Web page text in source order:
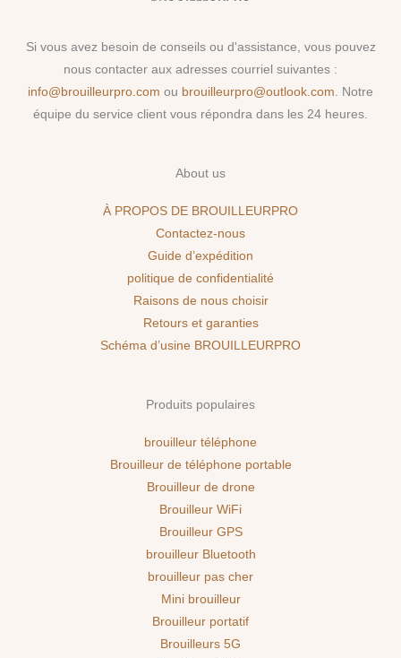
Si vous avez besoin de conseils ou d'assistance, vous pouvez
nous contacter aux adresses courriel suivantes :
info@brouilleurpro.com ou brouilleurpro@outlook.com . Notre
équipe du service client vous répondra dans les 24 heures.
About us
À PROPOS DE BROUILLEURPRO
Contactez-nous
Guide d’expédition
politique de confidentialité
Raisons de nous choisir
Retours et garanties
Schéma d’usine BROUILLEURPRO
Produits populaires
brouilleur téléphone
Brouilleur de téléphone portable
Brouilleur de drone
Brouilleur WiFi
Brouilleur GPS
brouilleur Bluetooth
brouilleur pas cher
Mini brouilleur
Brouilleur portatif
Brouilleurs 5G